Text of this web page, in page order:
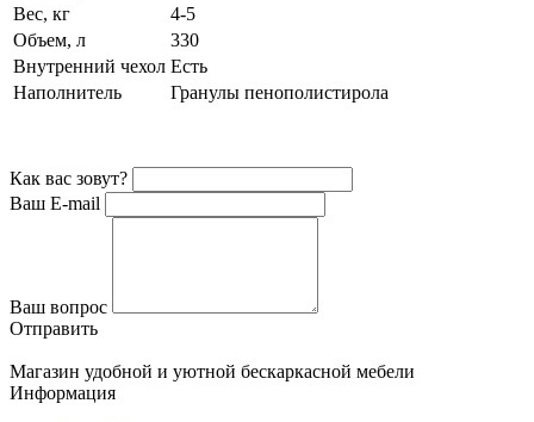
Вес, кг
4-5
Объем, л
330
Внутренний чехол Есть
Наполнитель
Гранулы пенополистирола
Как вас зовут?
Ваш E-mail
Ваш вопрос
Отправить
Магазин удобной и уютной бескаркасной мебели
Информация